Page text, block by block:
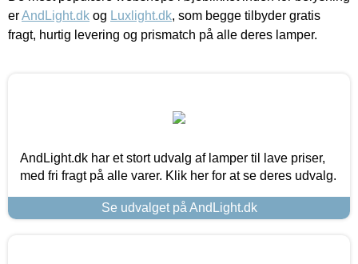
erAndLight.dk og Luxlight.dk, som begge tilbyder gratis
fragt, hurtig levering og prismatch på alle deres lamper.
AndLight.dk har et stort udvalg af lamper til lave priser,
med fri fragt på alle varer. Klik her for at se deres udvalg.
Se udvalget på AndLight.dk